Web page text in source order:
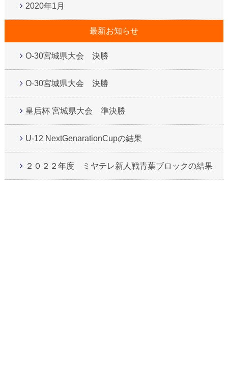
2020年1月
最新お知らせ
O-30宮城県大会 決勝
O-30宮城県大会 決勝
皇后杯 宮城県大会 準決勝
U-12 NextGenarationCupの結果
２０２２年度 ミヤテレ新人戦青葉ブロックの結果